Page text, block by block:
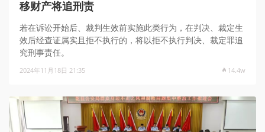
移财产将追刑责
若在诉讼开始后、裁判生效前实施此类行为，在判决、裁定生
效后经查证属实且拒不执行的，将以拒不执行判决、裁定罪追
究刑事责任。
2024年11月18日 21:35 14.4w